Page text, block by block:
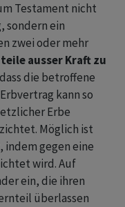
Testament nicht
sondern ein
zwei oder mehr
ausser Kraft zu
die betroffene
kann so
Erbe
Möglich ist
, indem gegen eine
wird. Auf
ein, die ihren
überlassen